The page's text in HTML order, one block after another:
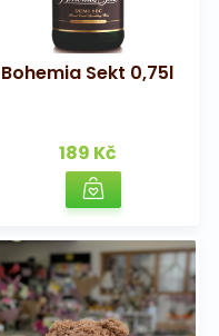
Bohemia Sekt 0,75l
189 Kč